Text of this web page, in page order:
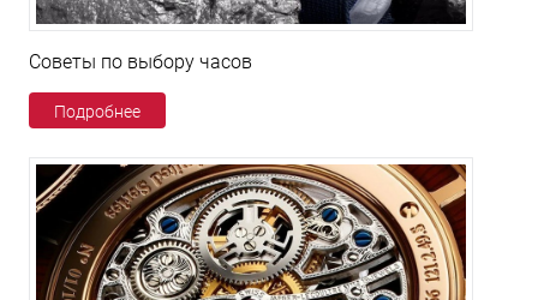
Советы по выбору часов
Подробнее